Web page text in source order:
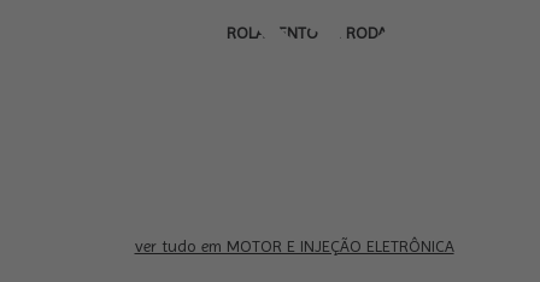
ROLAMENTO DE RODA
ver tudo em MOTOR E INJEÇÃO ELETRÔNICA